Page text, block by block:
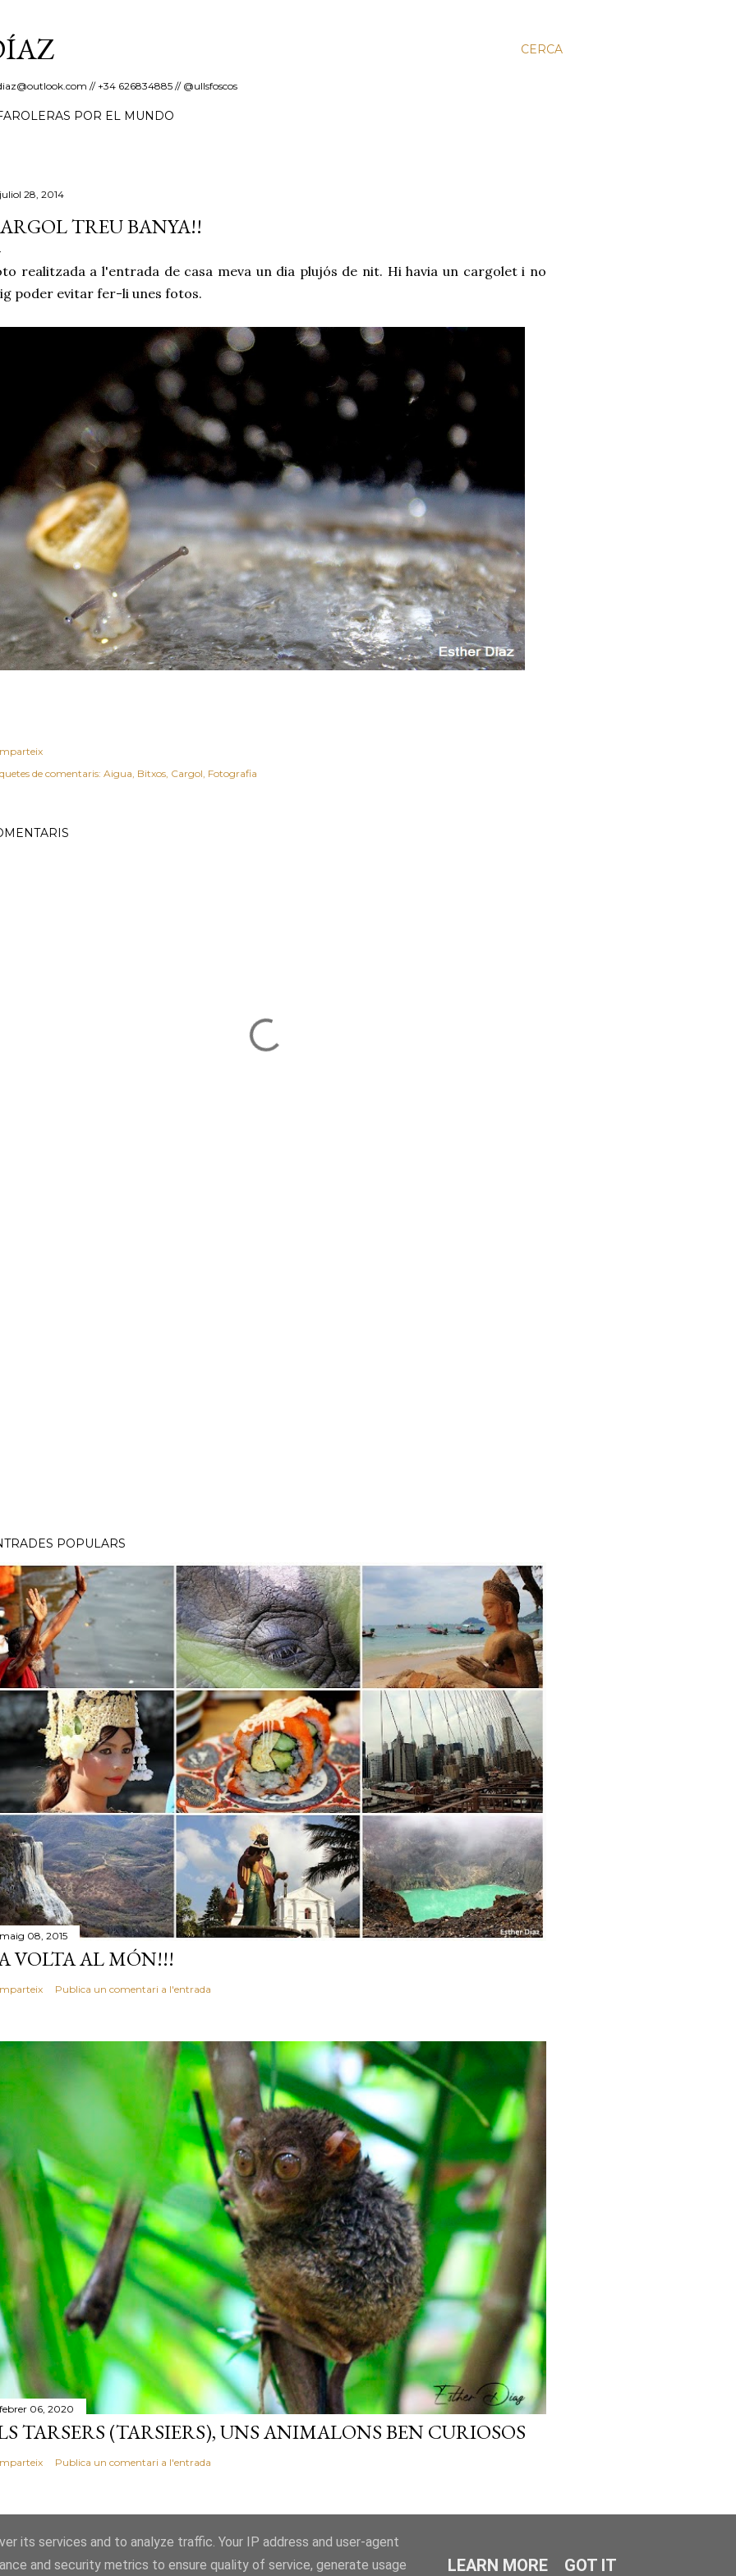
CERCA
// +34 626834885 // @ullsfoscos
POR EL MUNDO
28, 2014
TREU BANYA!!
realitzada a l'entrada de casa meva un dia plujós de nit. Hi havia un cargolet i no
poder evitar fer-li unes fotos.
de comentaris: Aigua Bitxos Cargol Fotografia
POPULARS
08, 2015
VOLTA AL MÓN!!!
Publica un comentari a l'entrada
06, 2020
TARSERS (TARSIERS), UNS ANIMALONS BEN CURIOSOS
Publica un comentari a l'entrada
Amb la tecnologia de Blogger
its services and to analyze traffic. Your IP address and user-agent
and security metrics to ensure quality of service, generate usage
LEARN MORE GOT IT